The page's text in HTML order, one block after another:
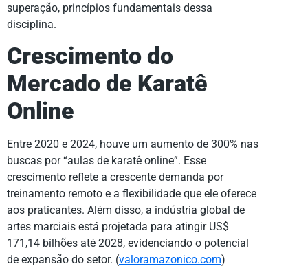
superação, princípios fundamentais dessa
disciplina.
Crescimento do
Mercado de Karatê
Online
Entre 2020 e 2024, houve um aumento de 300% nas
buscas por “aulas de karatê online”. Esse
crescimento reflete a crescente demanda por
treinamento remoto e a flexibilidade que ele oferece
aos praticantes. Além disso, a indústria global de
artes marciais está projetada para atingir US$
171,14 bilhões até 2028, evidenciando o potencial
de expansão do setor. (valoramazonico.com)